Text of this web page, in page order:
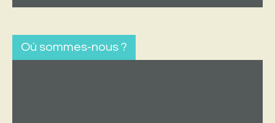
Où sommes-nous ?